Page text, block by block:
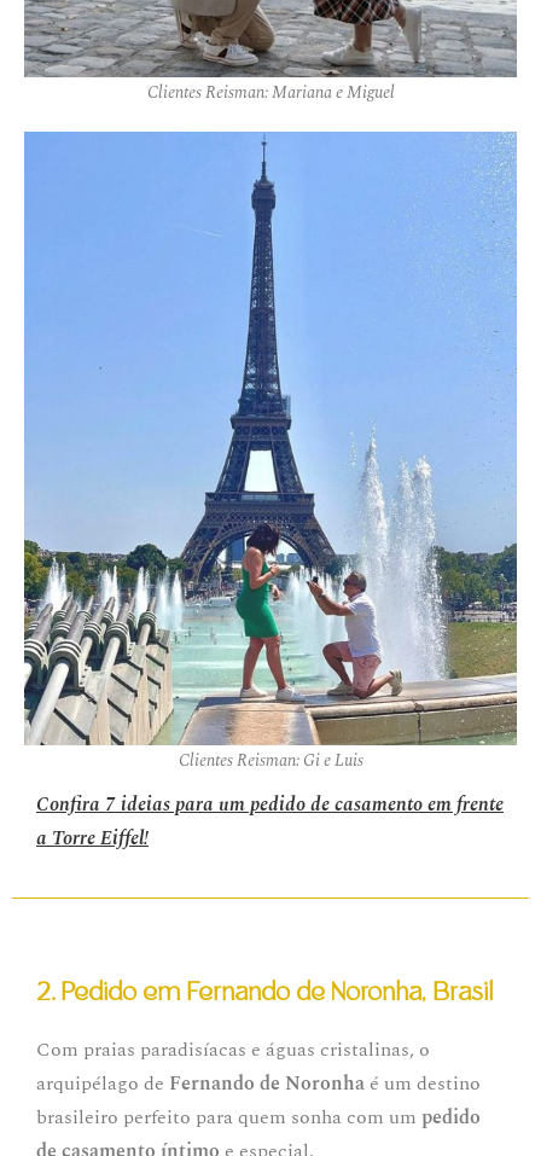
Clientes Reisman: Mariana e Miguel
Clientes Reisman: Gi e Luis
Confira 7 ideias para um pedido de casamento em frente
a Torre Eiffel!
2. Pedido em Fernando de Noronha, Brasil
Com praias paradisíacas e águas cristalinas, o
arquipélago de Fernando de Noronha é um destino
brasileiro perfeito para quem sonha com um pedido